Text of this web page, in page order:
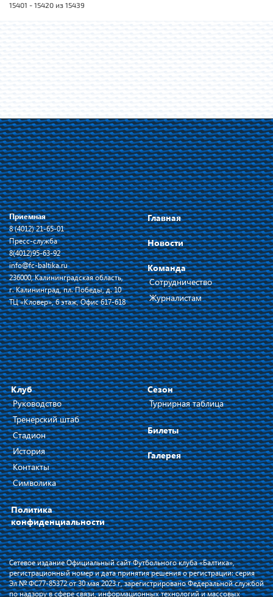
15401 - 15420 из 15439
Приемная
8 (4012) 21-65-01
Пресс-служба
8(4012)95-63-92
info@fc-baltika.ru
236000, Калининградская область,
г. Калининград, пл. Победы, д. 10
ТЦ «Кловер», 6 этаж, Офис 617-618
Главная
Новости
Команда
Сотрудничество
Журналистам
Клуб
Руководство
Тренерский штаб
Стадион
История
Контакты
Символика
Политика
конфиденциальности
Сезон
Турнирная таблица
Билеты
Галерея
Сетевое издание Официальный сайт Футбольного клуба «Балтика»,
регистрационный номер и дата принятия решения о регистрации: серия
Эл № ФС77-85372 от 30 мая 2023 г, зарегистрировано Федеральной службой
по надзору в сфере связи, информационных технологий и массовых